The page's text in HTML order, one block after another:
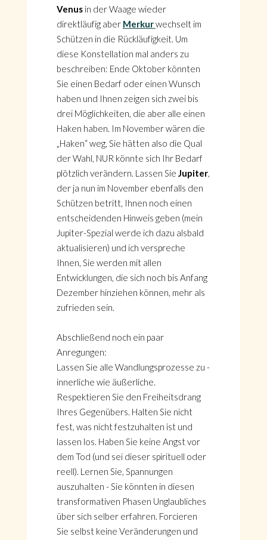
Venusin der Waage wieder
direktläufig aber Merkurwechselt im
Schützen in die Rückläufigkeit. Um
diese Konstellation mal anders zu
beschreiben: Ende Oktober könnten
Sie einen Bedarf oder einen Wunsch
haben und Ihnen zeigen sich zwei bis
drei Möglichkeiten, die aber alle einen
Haken haben. Im November wären die
„Haken“ weg, Sie hätten also die Qual
der Wahl, NUR könnte sich Ihr Bedarf
plötzlich verändern. Lassen Sie Jupiter,
der ja nun im November ebenfalls den
Schützen betritt, Ihnen noch einen
entscheidenden Hinweis geben (mein
Jupiter-Spezial werde ich dazu alsbald
aktualisieren) und ich verspreche
Ihnen, Sie werden mit allen
Entwicklungen, die sich noch bis Anfang
Dezember hinziehen können, mehr als
zufrieden sein.
Abschließend noch ein paar
Anregungen:
Lassen Sie alle Wandlungsprozesse zu -
innerliche wie äußerliche.
Respektieren Sie den Freiheitsdrang
Ihres Gegenübers. Halten Sie nicht
fest, was nicht festzuhalten ist und
lassen los. Haben Sie keine Angst vor
dem Tod (und sei dieser spirituell oder
reell). Lernen Sie, Spannungen
auszuhalten - Sie könnten in diesen
transformativen Phasen Unglaubliches
über sich selber erfahren. Forcieren
Sie selbst keine Veränderungen und